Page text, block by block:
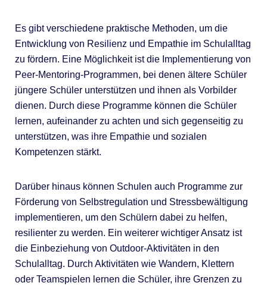
Es gibt verschiedene praktische Methoden, um die
Entwicklung von Resilienz und Empathie im Schulalltag
zu fördern. Eine Möglichkeit ist die Implementierung von
Peer-Mentoring-Programmen, bei denen ältere Schüler
jüngere Schüler unterstützen und ihnen als Vorbilder
dienen. Durch diese Programme können die Schüler
lernen, aufeinander zu achten und sich gegenseitig zu
unterstützen, was ihre Empathie und sozialen
Kompetenzen stärkt.
Darüber hinaus können Schulen auch Programme zur
Förderung von Selbstregulation und Stressbewältigung
implementieren, um den Schülern dabei zu helfen,
resilienter zu werden. Ein weiterer wichtiger Ansatz ist
die Einbeziehung von Outdoor-Aktivitäten in den
Schulalltag. Durch Aktivitäten wie Wandern, Klettern
oder Teamspielen lernen die Schüler, ihre Grenzen zu